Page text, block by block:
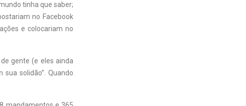
tinha que saber;
no Facebook
e colocariam no
gente (e eles ainda
solidão”. Quando